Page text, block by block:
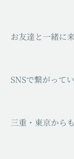
お友達と一緒に
SNSで繋がって
三重・東京から